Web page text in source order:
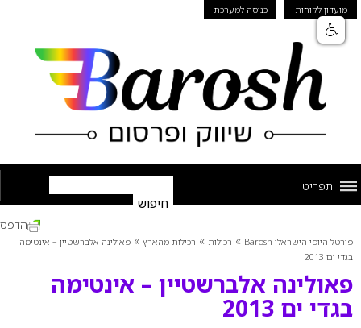
מועדון לקוחות כניסה למערכת
תפריט
פורטל היופי הישראלי Barosh » רכילות » רכילות מהארץ » פאולינה אלברשטיין – אינטימה
בגדי ים 2013
פאולינה אלברשטיין – אינטימה
בגדי ים 2013
הדפס